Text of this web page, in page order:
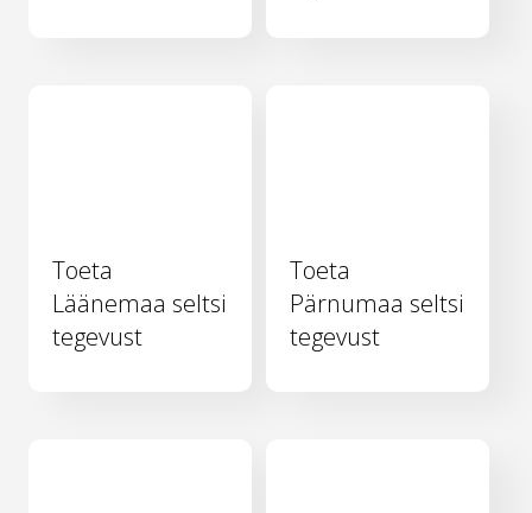
Toeta
Läänemaa seltsi
tegevust
Toeta
Pärnumaa seltsi
tegevust